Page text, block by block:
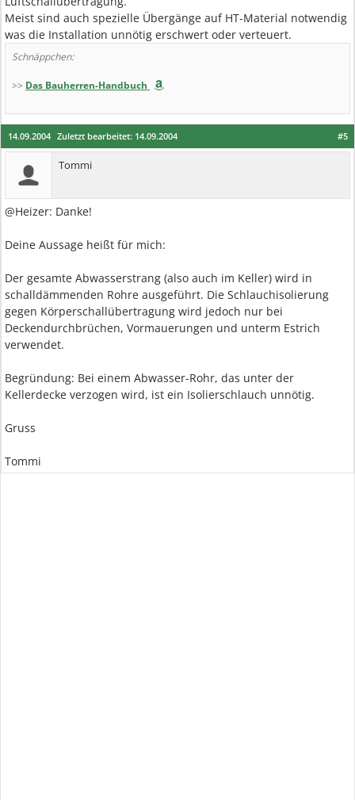
Meist sind auch spezielle Übergänge auf HT-Material notwendig
was die Installation unnötig erschwert oder verteuert.
Schnäppchen:
>> Das Bauherren-Handbuch
#5
14.09.2004 Zuletzt bearbeitet: 14.09.2004
Tommi
@Heizer: Danke!
Deine Aussage heißt für mich:
Der gesamte Abwasserstrang (also auch im Keller) wird in
schalldämmenden Rohre ausgeführt. Die Schlauchisolierung
gegen Körperschallübertragung wird jedoch nur bei
Deckendurchbrüchen, Vormauerungen und unterm Estrich
verwendet.
Begründung: Bei einem Abwasser-Rohr, das unter der
Kellerdecke verzogen wird, ist ein Isolierschlauch unnötig.
Gruss
Tommi